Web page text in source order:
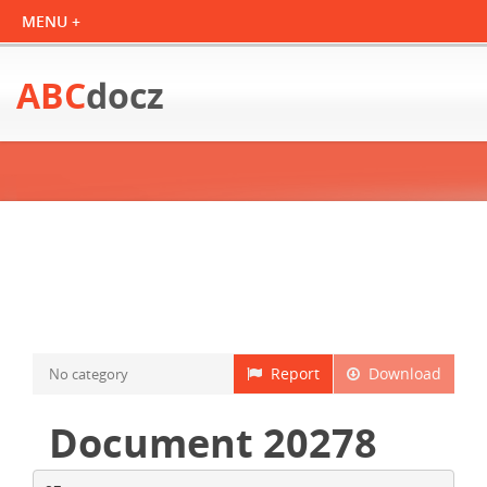
ABCdocz
Download
Report
No category
Document 20278